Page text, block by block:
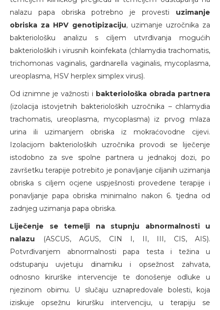
nalazu papa obriska potrebno je provesti uzimanje
obriska za HPV genotipizaciju, uzimanje uzročnika za
bakteriološku analizu s ciljem utvrđivanja mogućih
bakterioloških i virusnih koinfekata (chlamydia trachomatis,
trichomonas vaginalis, gardnarella vaginalis, mycoplasma,
ureoplasma, HSV herplex simplex virus).
Od iznimne je važnosti i bakteriološka obrada partnera
(izolacija istovjetnih bakterioloških uzročnika – chlamydia
trachomatis, ureoplasma, mycoplasma) iz prvog mlaza
urina ili uzimanjem obriska iz mokraćovodne cijevi.
Izolacijom bakterioloških uzročnika provodi se liječenje
istodobno za sve spolne partnera u jednakoj dozi, po
završetku terapije potrebito je ponavljanje ciljanih uzimanja
obriska s ciljem ocjene uspješnosti provedene terapije i
ponavljanje papa obriska minimalno nakon 6. tjedna od
zadnjeg uzimanja papa obriska.
Liječenje se temelji na stupnju abnormalnosti u
nalazu (ASCUS, AGUS, CIN I, II, III, CIS, AIS).
Potvrđivanjem abnormalnosti papa testa i težina u
odstupanju uvjetuju dinamiku i opsežnost zahvata,
odnosno kirurške intervencije te donošenje odluke u
njezinom obimu. U slučaju uznapredovale bolesti, koja
iziskuje opsežnu kiruršku intervenciju, u terapiju se